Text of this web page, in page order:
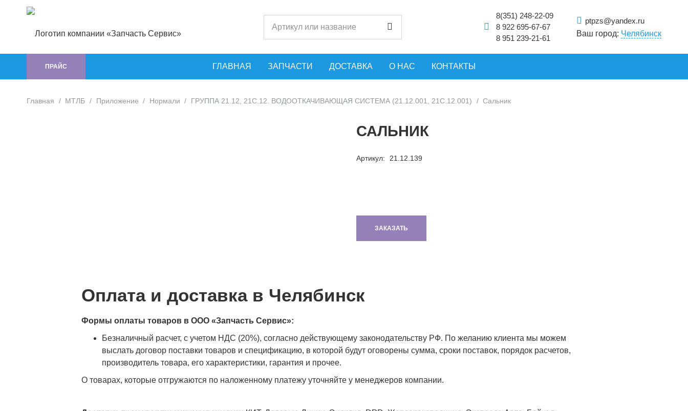
8(351) 248-22-09
8 922 695-67-67
8 951 239-21-61
ptpzs@yandex.ru
Ваш город: Челябинск
ПРАЙС ГЛАВНАЯ ЗАПЧАСТИ ДОСТАВКА О НАС КОНТАКТЫ
Главная / МТЛБ / Приложение / Нормали / ГРУППА 21.12, 21С.12. ВОДООТКАЧИВАЮЩАЯ СИСТЕМА (21.12.001, 21С.12.001) / Сальник
САЛЬНИК
Артикул: 21.12.139
ЗАКАЗАТЬ
Оплата и доставка в Челябинск
Формы оплаты товаров в ООО «Запчасть Сервис»:
Безналичный расчет, с учетом НДС (20%), согласно действующему законодательству РФ. По желанию клиента мы можем
выслать договор поставки товаров и спецификацию, в которой будут оговорены сумма, сроки поставок, порядок расчетов,
производитель товара, его характеристики, гарантия и прочее.
О товарах, которые отгружаются по наложенному платежу уточняйте у менеджеров компании.